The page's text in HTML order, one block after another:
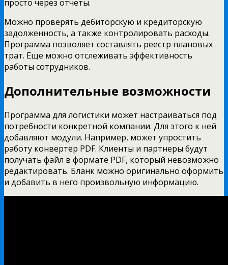
просто через отчеты.
Можно проверять дебиторскую и кредиторскую
задолженность, а также контролировать расходы.
Программа позволяет составлять реестр плановых
трат. Еще можно отслеживать эффективность
работы сотрудников.
Дополнительные возможности
Программа для логистики может настраиваться под
потребности конкретной компании. Для этого к ней
добавляют модули. Например, может упростить
работу конвертер PDF. Клиенты и партнеры будут
получать файл в формате PDF, который невозможно
редактировать. Бланк можно оригинально оформить
и добавить в него произвольную информацию.